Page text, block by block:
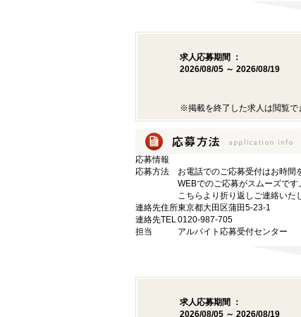
求人応募期間 ：
2026/08/05 ～ 2026/08/19
※掲載を終了した求人は閲覧で
応募情報
応募方法
お電話でのご応募受付はお時間
WEBでのご応募がスムーズです。
こちらより折り返しご連絡いた
連絡先住所東京都大田区蒲田5-23-1
連絡先TEL0120-987-705
担当
アルバイト応募受付センター
求人応募期間 ：
2026/08/05 ～ 2026/08/19